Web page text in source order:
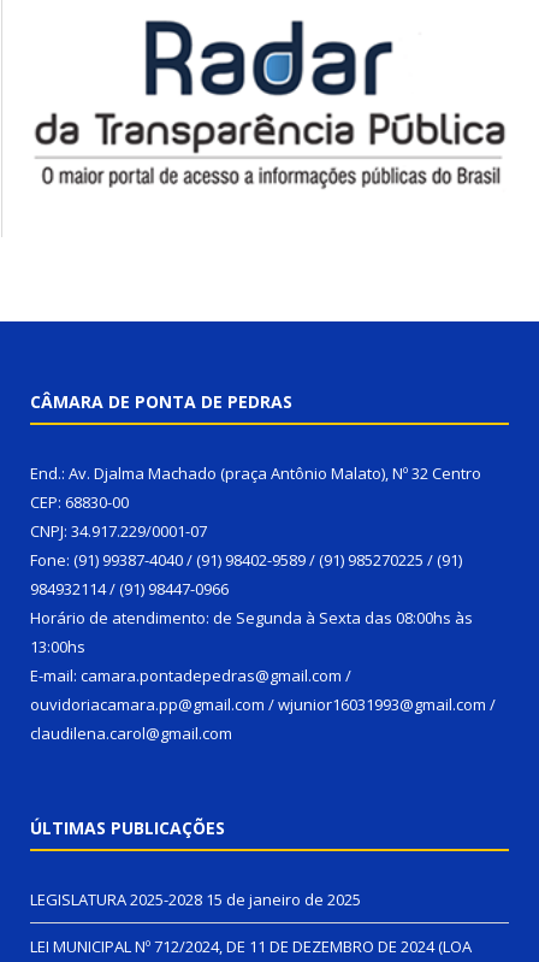
CÂMARA DE PONTA DE PEDRAS
End.: Av. Djalma Machado (praça Antônio Malato), Nº 32 Centro
CEP: 68830-00
CNPJ: 34.917.229/0001-07
Fone: (91) 99387-4040 / (91) 98402-9589 / (91) 985270225 / (91)
984932114 / (91) 98447-0966
Horário de atendimento: de Segunda à Sexta das 08:00hs às
13:00hs
E-mail: camara.pontadepedras@gmail.com /
ouvidoriacamara.pp@gmail.com / wjunior16031993@gmail.com /
claudilena.carol@gmail.com
ÚLTIMAS PUBLICAÇÕES
LEGISLATURA 2025-2028 15 de janeiro de 2025
LEI MUNICIPAL Nº 712/2024, DE 11 DE DEZEMBRO DE 2024 (LOA